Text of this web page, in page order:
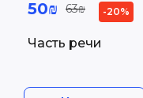
Часть речи
50₪ 63₪ -20%